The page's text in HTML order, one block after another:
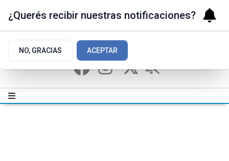
¿Querés recibir nuestras notificaciones?
NO, GRACIAS ACEPTAR